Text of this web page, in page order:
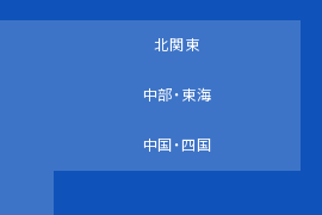
北関東
中部・東海
中国・四国